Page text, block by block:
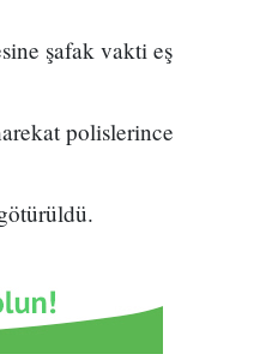
şafak vakti eş
polislerince